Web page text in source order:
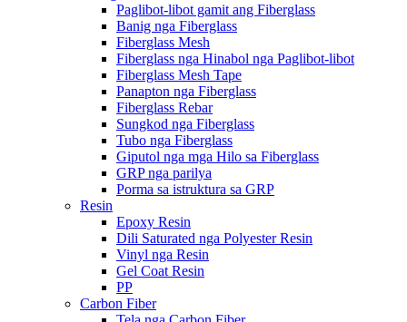
Paglibot-libot gamit ang Fiberglass
Banig nga Fiberglass
Fiberglass Mesh
Fiberglass nga Hinabol nga Paglibot-libot
Fiberglass Mesh Tape
Panapton nga Fiberglass
Fiberglass Rebar
Sungkod nga Fiberglass
Tubo nga Fiberglass
Giputol nga mga Hilo sa Fiberglass
GRP nga parilya
Porma sa istruktura sa GRP
Resin
Epoxy Resin
Dili Saturated nga Polyester Resin
Vinyl nga Resin
Gel Coat Resin
PP
Carbon Fiber